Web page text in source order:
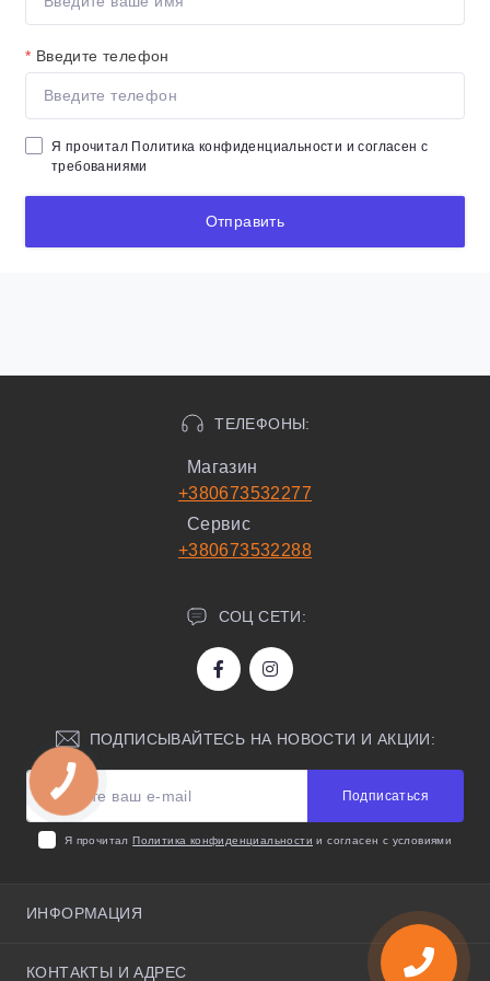
* Введите телефон
Я прочитал Политика конфиденциальности и согласен с
требованиями
Отправить
ТЕЛЕФОНЫ:
Магазин
+380673532277
Сервис
+380673532288
СОЦ СЕТИ:
ПОДПИСЫВАЙТЕСЬ НА НОВОСТИ И АКЦИИ:
Подписаться
Я прочиталПолитика конфиденциальности и согласен с условиями
ИНФОРМАЦИЯ
КОНТАКТЫ И АДРЕС